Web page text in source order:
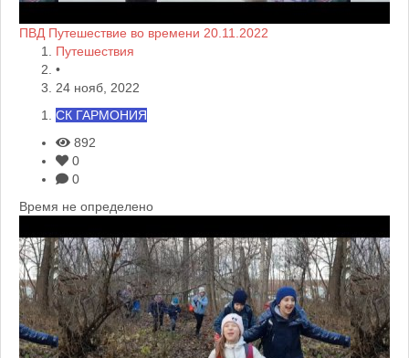
ПВД Путешествие во времени 20.11.2022
Путешествия
•
24 нояб, 2022
СК ГАРМОНИЯ
892
0
0
Время не определено